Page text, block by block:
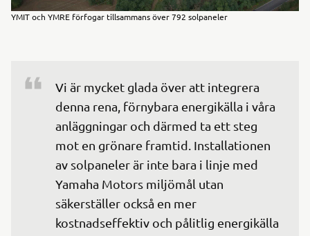
YMIT och YMRE förfogar tillsammans över 792 solpaneler
Vi är mycket glada över att integrera
denna rena, förnybara energikälla i våra
anläggningar och därmed ta ett steg
mot en grönare framtid. Installationen
av solpaneler är inte bara i linje med
Yamaha Motors miljömål utan
säkerställer också en mer
kostnadseffektiv och pålitlig energikälla